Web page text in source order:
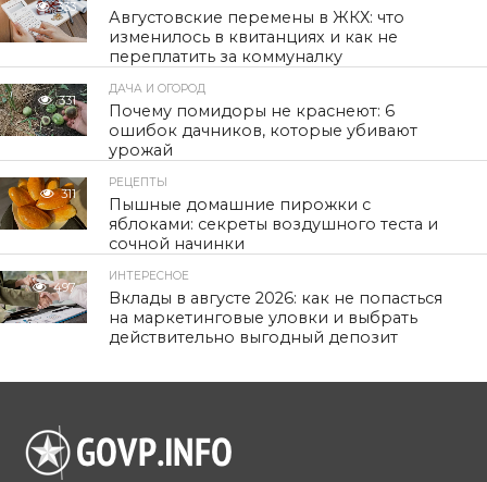
333
Августовские перемены в ЖКХ: что
изменилось в квитанциях и как не
переплатить за коммуналку
331
ДАЧА И ОГОРОД
Почему помидоры не краснеют: 6
ошибок дачников, которые убивают
урожай
311
РЕЦЕПТЫ
Пышные домашние пирожки с
яблоками: секреты воздушного теста и
сочной начинки
497
ИНТЕРЕСНОЕ
Вклады в августе 2026: как не попасться
на маркетинговые уловки и выбрать
действительно выгодный депозит